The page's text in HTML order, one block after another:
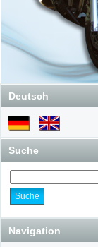
Deutsch
Suche
Navigation